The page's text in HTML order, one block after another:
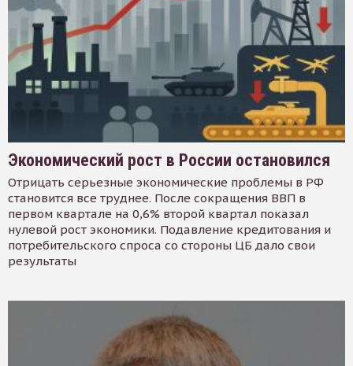
Экономический рост в России остановился
Отрицать серьезные экономические проблемы в РФ
становится все труднее. После сокращения ВВП в
первом квартале на 0,6% второй квартал показал
нулевой рост экономики. Подавление кредитования и
потребительского спроса со стороны ЦБ дало свои
результаты